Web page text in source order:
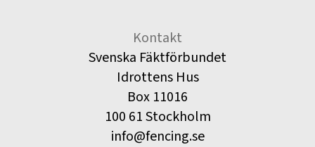
Kontakt
Svenska Fäktförbundet
Idrottens Hus
Box 11016
100 61 Stockholm
info@fencing.se